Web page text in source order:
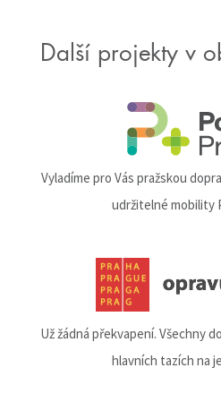
Další projekty v
Vyladíme pro Vás pražskou
udržitelné mobility
Už žádná překvapení. Všechny
hlavních tazích na